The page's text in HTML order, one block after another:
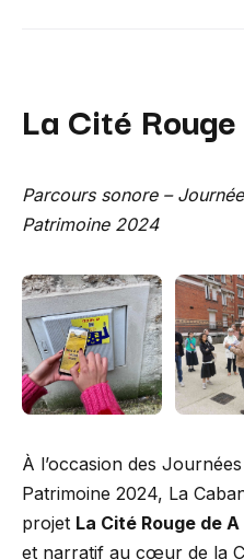
La Cité
Parcours sonore –
Patrimoine 2024
À l’occasion des
Patrimoine 2024, La
projet La Cité Rouge de A
et narratif au cœur de la